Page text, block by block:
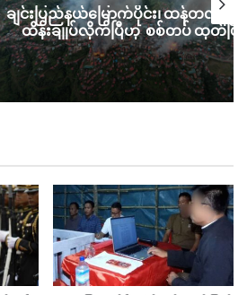
ချင်းပြည်နယ်မြောက်ပိုင်း၊ ထန်တလန်
ထိန်းချုပ်လိုက်ပြီဟု စစ်တပ် ထုတ်ပြ